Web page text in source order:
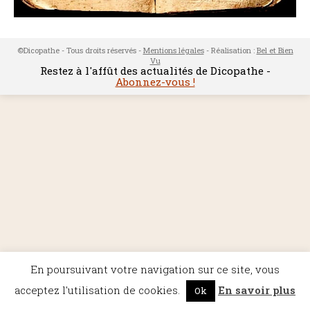
©Dicopathe - Tous droits réservés - Mentions légales- Réalisation : Bel et Bien
Vu
Restez à l'affût des actualités de Dicopathe -
Abonnez-vous !
En poursuivant votre navigation sur ce site, vous
acceptez l'utilisation de cookies.
Ok En savoir plus